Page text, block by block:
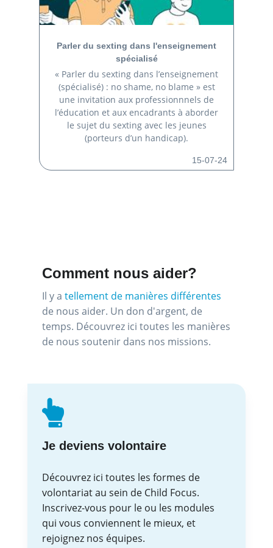
Parler du sexting dans l'enseignement
spécialisé
« Parler du sexting dans l’enseignement
(spécialisé) : no shame, no blame » est
une invitation aux professionnnels de
l’éducation et aux encadrants à aborder
le sujet du sexting avec les jeunes
(porteurs d’un handicap).
15-07-24
Comment nous aider?
Il y a tellement de manières différentes
de nous aider. Un don d'argent, de
temps. Découvrez ici toutes les manières
de nous soutenir dans nos missions.
Je deviens volontaire
Découvrez ici toutes les formes de
volontariat au sein de Child Focus.
Inscrivez-vous pour le ou les modules
qui vous conviennent le mieux, et
rejoignez nos équipes.